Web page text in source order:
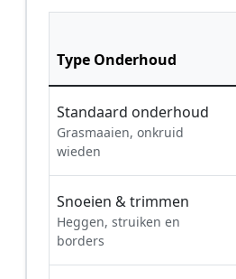
Type Onderhoud
Standaard onderhoud
Grasmaaien, onkruid
wieden
Snoeien & trimmen
Heggen, struiken en
borders